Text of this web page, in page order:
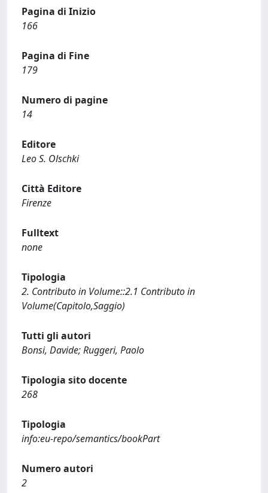
Pagina di Inizio
166
Pagina di Fine
179
Numero di pagine
14
Editore
Leo S. Olschki
Città Editore
Firenze
Fulltext
none
Tipologia
2. Contributo in Volume::2.1 Contributo in
Volume(Capitolo,Saggio)
Tutti gli autori
Bonsi, Davide; Ruggeri, Paolo
Tipologia sito docente
268
Tipologia
info:eu-repo/semantics/bookPart
Numero autori
2